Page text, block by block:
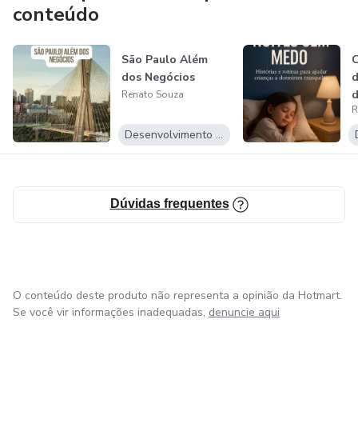
explorando novas tendências e metodologias para
transformar informações complexas em conteúdos
acessíveis e de fácil compreensão. Seu objetivo é ajudar
outras pessoas a evoluírem e alcançarem melhores
resultados por meio do conhecimento.
conteúdo
São Paulo Além
dos Negócios
Renato Souza
Desenvolvimento Pessoal
Dúvidas frequentes
O conteúdo deste produto não representa a opinião da Hotmart.
Se você vir informações inadequadas, denuncie aqui